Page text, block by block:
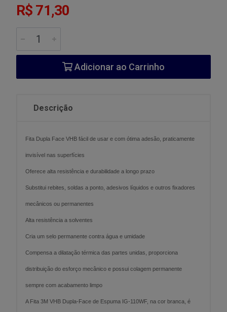
R$ 71,30
Adicionar ao Carrinho
Descrição
Fita Dupla Face VHB fácil de usar e com ótima adesão, praticamente
invisível nas superfícies
Oferece alta resistência e durabilidade a longo prazo
Substitui rebites, soldas a ponto, adesivos líquidos e outros fixadores
mecânicos ou permanentes
Alta resistência a solventes
Cria um selo permanente contra água e umidade
Compensa a dilatação térmica das partes unidas, proporciona
distribuição do esforço mecânico e possui colagem permanente
sempre com acabamento limpo
A Fita 3M VHB Dupla-Face de Espuma IG-110WF, na cor branca, é